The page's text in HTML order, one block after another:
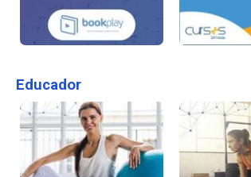
Educador